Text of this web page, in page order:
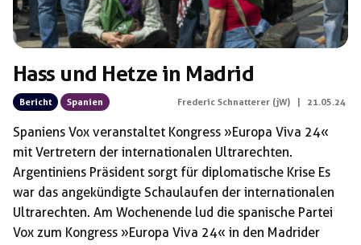
Hass und Hetze in Madrid
Bericht Spanien Frederic Schnatterer (jW) 21.05.24
Spaniens Vox veranstaltet Kongress »Europa Viva 24«
mit Vertretern der internationalen Ultrarechten.
Argentiniens Präsident sorgt für diplomatische Krise Es
war das angekündigte Schaulaufen der internationalen
Ultrarechten. Am Wochenende lud die spanische Partei
Vox zum Kongress »Europa Viva 24« in den Madrider